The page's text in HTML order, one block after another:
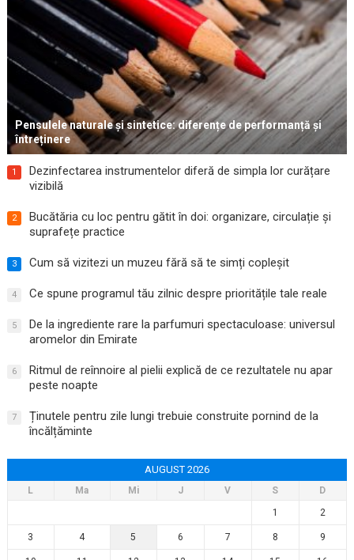
Pensulele naturale și sintetice: diferențe de performanță și
întreținere
1
Dezinfectarea instrumentelor diferă de simpla lor curățare
vizibilă
2
Bucătăria cu loc pentru gătit în doi: organizare, circulație și
suprafețe practice
3 Cum să vizitezi un muzeu fără să te simți copleșit
4 Ce spune programul tău zilnic despre prioritățile tale reale
5
De la ingrediente rare la parfumuri spectaculoase: universul
aromelor din Emirate
6
Ritmul de reînnoire al pielii explică de ce rezultatele nu apar
peste noapte
7
Ținutele pentru zile lungi trebuie construite pornind de la
încălțăminte
AUGUST 2026
L Ma Mi J V S
D
1
2
3 4 5 6 7 8 9